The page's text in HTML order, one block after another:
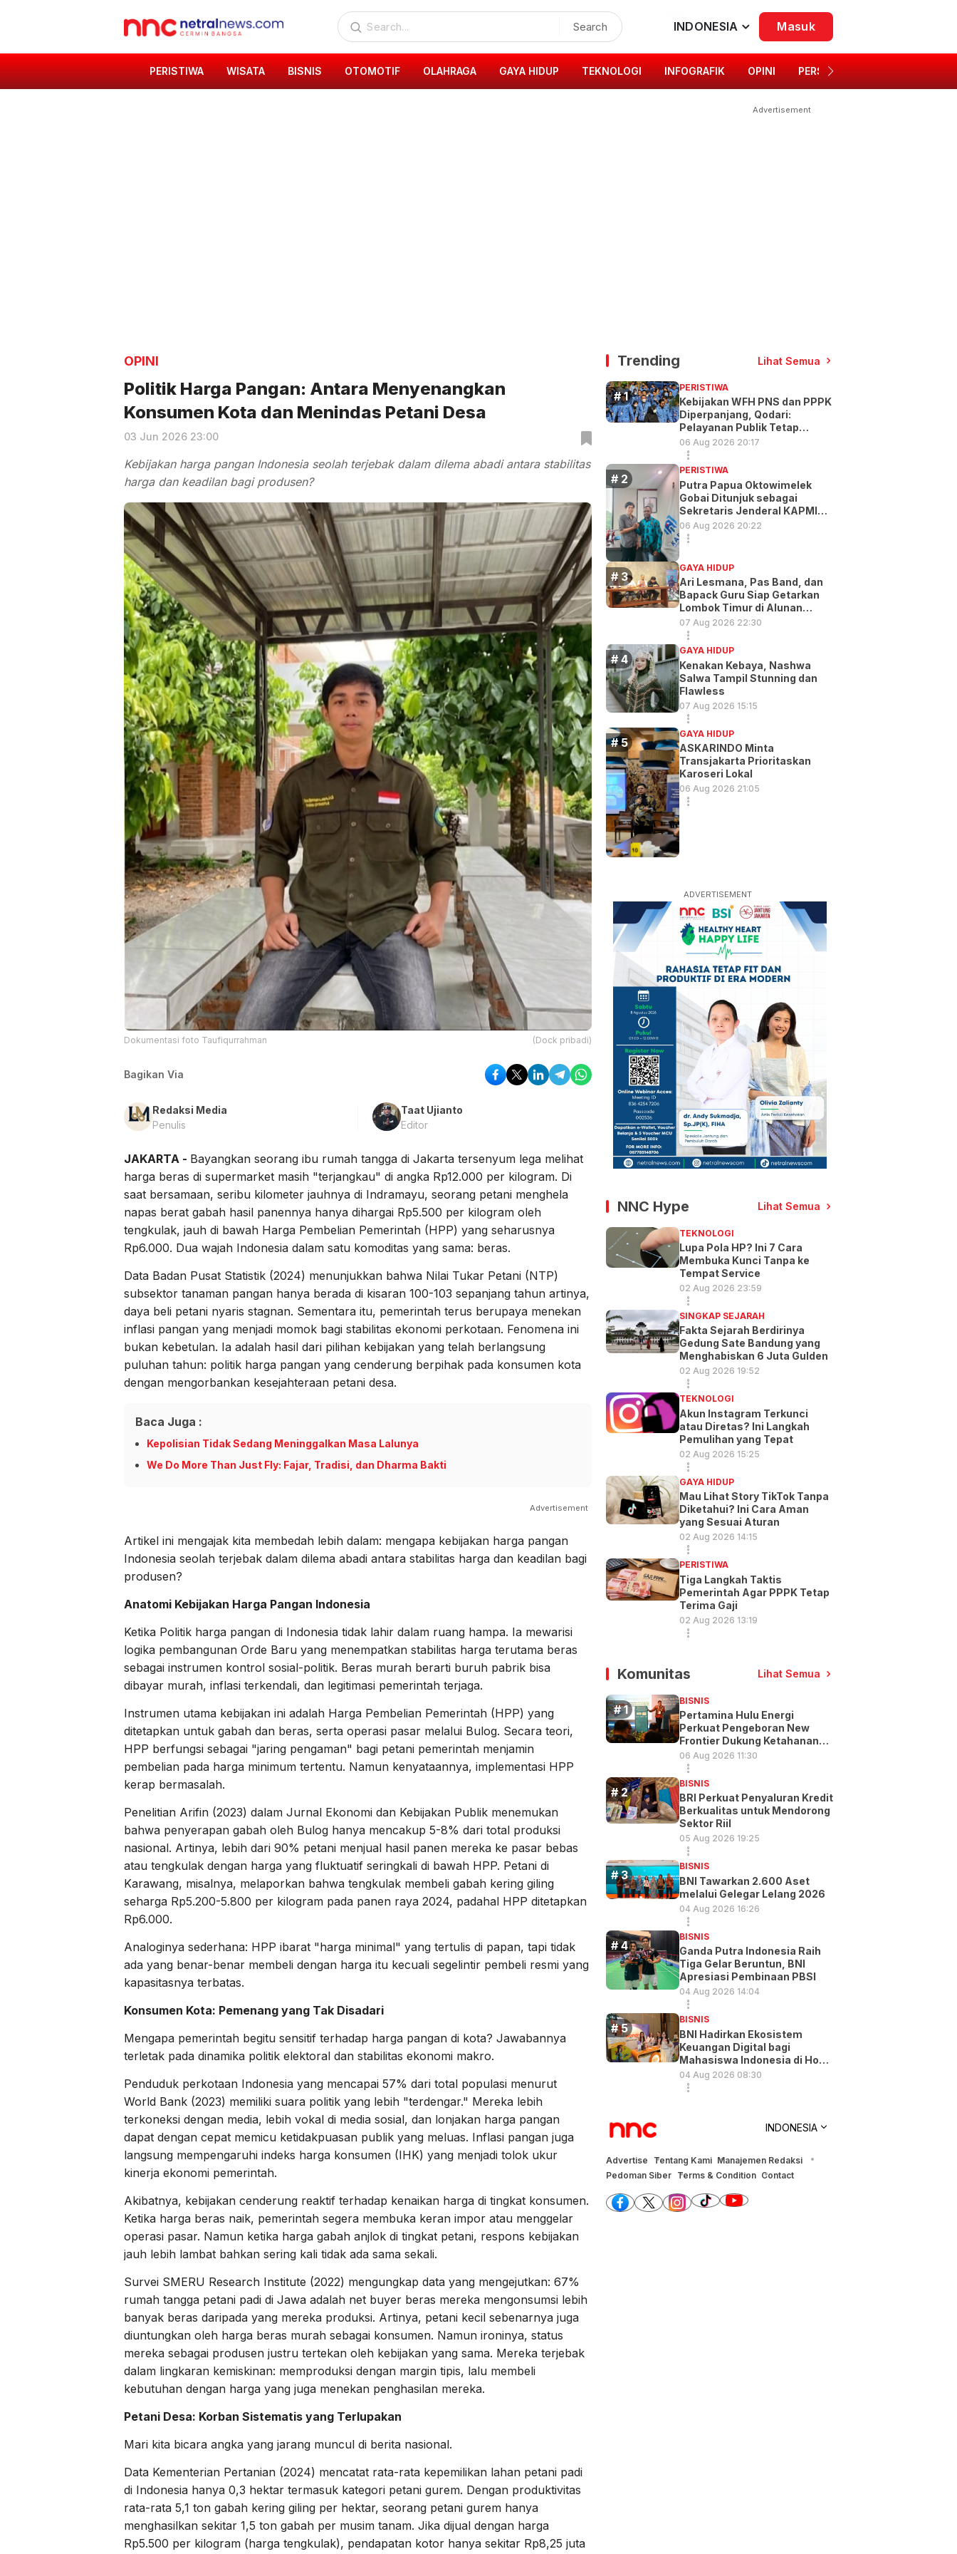
Search INDONESIA Masuk
PERISTIWA WISATA BISNIS OTOMOTIF OLAHRAGA GAYA HIDUP TEKNOLOGI INFOGRAFIK OPINI PERSONA
Advertisement
OPINI
Politik Harga Pangan: Antara Menyenangkan
Konsumen Kota dan Menindas Petani Desa
03 Jun 2026 23:00
Kebijakan harga pangan Indonesia seolah terjebak dalam dilema abadi antara stabilitas
harga dan keadilan bagi produsen?
Dokumentasi foto Taufiqurrahman (Dock pribadi)
Bagikan Via
Redaksi Media
Penulis
Taat Ujianto
Editor
JAKARTA - Bayangkan seorang ibu rumah tangga di Jakarta tersenyum lega melihat
harga beras di supermarket masih "terjangkau" di angka Rp12.000 per kilogram. Di
saat bersamaan, seribu kilometer jauhnya di Indramayu, seorang petani menghela
napas berat gabah hasil panennya hanya dihargai Rp5.500 per kilogram oleh
tengkulak, jauh di bawah Harga Pembelian Pemerintah (HPP) yang seharusnya
Rp6.000. Dua wajah Indonesia dalam satu komoditas yang sama: beras.
Data Badan Pusat Statistik (2024) menunjukkan bahwa Nilai Tukar Petani (NTP)
subsektor tanaman pangan hanya berada di kisaran 100-103 sepanjang tahun artinya,
daya beli petani nyaris stagnan. Sementara itu, pemerintah terus berupaya menekan
inflasi pangan yang menjadi momok bagi stabilitas ekonomi perkotaan. Fenomena ini
bukan kebetulan. Ia adalah hasil dari pilihan kebijakan yang telah berlangsung
puluhan tahun: politik harga pangan yang cenderung berpihak pada konsumen kota
dengan mengorbankan kesejahteraan petani desa.
Baca Juga :
Kepolisian Tidak Sedang Meninggalkan Masa Lalunya
We Do More Than Just Fly: Fajar, Tradisi, dan Dharma Bakti
Advertisement
Artikel ini mengajak kita membedah lebih dalam: mengapa kebijakan harga pangan
Indonesia seolah terjebak dalam dilema abadi antara stabilitas harga dan keadilan bagi
produsen?
Anatomi Kebijakan Harga Pangan Indonesia
Ketika Politik harga pangan di Indonesia tidak lahir dalam ruang hampa. Ia mewarisi
logika pembangunan Orde Baru yang menempatkan stabilitas harga terutama beras
sebagai instrumen kontrol sosial-politik. Beras murah berarti buruh pabrik bisa
dibayar murah, inflasi terkendali, dan legitimasi pemerintah terjaga.
Instrumen utama kebijakan ini adalah Harga Pembelian Pemerintah (HPP) yang
ditetapkan untuk gabah dan beras, serta operasi pasar melalui Bulog. Secara teori,
HPP berfungsi sebagai "jaring pengaman" bagi petani pemerintah menjamin
pembelian pada harga minimum tertentu. Namun kenyataannya, implementasi HPP
kerap bermasalah.
Penelitian Arifin (2023) dalam Jurnal Ekonomi dan Kebijakan Publik menemukan
bahwa penyerapan gabah oleh Bulog hanya mencakup 5-8% dari total produksi
nasional. Artinya, lebih dari 90% petani menjual hasil panen mereka ke pasar bebas
atau tengkulak dengan harga yang fluktuatif seringkali di bawah HPP. Petani di
Karawang, misalnya, melaporkan bahwa tengkulak membeli gabah kering giling
seharga Rp5.200-5.800 per kilogram pada panen raya 2024, padahal HPP ditetapkan
Rp6.000.
Analoginya sederhana: HPP ibarat "harga minimal" yang tertulis di papan, tapi tidak
ada yang benar-benar membeli dengan harga itu kecuali segelintir pembeli resmi yang
kapasitasnya terbatas.
Konsumen Kota: Pemenang yang Tak Disadari
Mengapa pemerintah begitu sensitif terhadap harga pangan di kota? Jawabannya
terletak pada dinamika politik elektoral dan stabilitas ekonomi makro.
Penduduk perkotaan Indonesia yang mencapai 57% dari total populasi menurut
World Bank (2023) memiliki suara politik yang lebih "terdengar." Mereka lebih
terkoneksi dengan media, lebih vokal di media sosial, dan lonjakan harga pangan
dapat dengan cepat memicu ketidakpuasan publik yang meluas. Inflasi pangan juga
langsung mempengaruhi indeks harga konsumen (IHK) yang menjadi tolok ukur
kinerja ekonomi pemerintah.
Akibatnya, kebijakan cenderung reaktif terhadap kenaikan harga di tingkat konsumen.
Ketika harga beras naik, pemerintah segera membuka keran impor atau menggelar
operasi pasar. Namun ketika harga gabah anjlok di tingkat petani, respons kebijakan
jauh lebih lambat bahkan sering kali tidak ada sama sekali.
Survei SMERU Research Institute (2022) mengungkap data yang mengejutkan: 67%
rumah tangga petani padi di Jawa adalah net buyer beras mereka mengonsumsi lebih
banyak beras daripada yang mereka produksi. Artinya, petani kecil sebenarnya juga
diuntungkan oleh harga beras murah sebagai konsumen. Namun ironinya, status
mereka sebagai produsen justru tertekan oleh kebijakan yang sama. Mereka terjebak
dalam lingkaran kemiskinan: memproduksi dengan margin tipis, lalu membeli
kebutuhan dengan harga yang juga menekan penghasilan mereka.
Petani Desa: Korban Sistematis yang Terlupakan
Mari kita bicara angka yang jarang muncul di berita nasional.
Data Kementerian Pertanian (2024) mencatat rata-rata kepemilikan lahan petani padi
di Indonesia hanya 0,3 hektar termasuk kategori petani gurem. Dengan produktivitas
rata-rata 5,1 ton gabah kering giling per hektar, seorang petani gurem hanya
menghasilkan sekitar 1,5 ton gabah per musim tanam. Jika dijual dengan harga
Rp5.500 per kilogram (harga tengkulak), pendapatan kotor hanya sekitar Rp8,25 juta
Trending Lihat Semua
PERISTIWA
Kebijakan WFH PNS dan PPPK
Diperpanjang, Qodari:
Pelayanan Publik Tetap
Optimal
06 Aug 2026 20:17
PERISTIWA
Putra Papua Oktowimelek
Gobai Ditunjuk sebagai
Sekretaris Jenderal KAPMI
PT
06 Aug 2026 20:22
GAYA HIDUP
Ari Lesmana, Pas Band, dan
Bapack Guru Siap Getarkan
Lombok Timur di Alunan
Music Exp
07 Aug 2026 22:30
GAYA HIDUP
Kenakan Kebaya, Nashwa
Salwa Tampil Stunning dan
Flawless
07 Aug 2026 15:15
GAYA HIDUP
ASKARINDO Minta
Transjakarta Prioritaskan
Karoseri Lokal
06 Aug 2026 21:05
ADVERTISEMENT
NNC Hype Lihat Semua
TEKNOLOGI
Lupa Pola HP? Ini 7 Cara
Membuka Kunci Tanpa ke
Tempat Service
02 Aug 2026 23:59
SINGKAP SEJARAH
Fakta Sejarah Berdirinya
Gedung Sate Bandung yang
Menghabiskan 6 Juta Gulden
02 Aug 2026 19:52
TEKNOLOGI
Akun Instagram Terkunci
atau Diretas? Ini Langkah
Pemulihan yang Tepat
02 Aug 2026 15:25
GAYA HIDUP
Mau Lihat Story TikTok Tanpa
Diketahui? Ini Cara Aman
yang Sesuai Aturan
02 Aug 2026 14:15
PERISTIWA
Tiga Langkah Taktis
Pemerintah Agar PPPK Tetap
Terima Gaji
02 Aug 2026 13:19
Komunitas Lihat Semua
BISNIS
Pertamina Hulu Energi
Perkuat Pengeboran New
Frontier Dukung Ketahanan
Energi
06 Aug 2026 11:30
BISNIS
BRI Perkuat Penyaluran Kredit
Berkualitas untuk Mendorong
Sektor Riil
05 Aug 2026 19:25
BISNIS
BNI Tawarkan 2.600 Aset
melalui Gelegar Lelang 2026
04 Aug 2026 16:26
BISNIS
Ganda Putra Indonesia Raih
Tiga Gelar Beruntun, BNI
Apresiasi Pembinaan PBSI
04 Aug 2026 14:04
BISNIS
BNI Hadirkan Ekosistem
Keuangan Digital bagi
Mahasiswa Indonesia di Hong
Kong
04 Aug 2026 08:30
INDONESIA
Advertise Tentang Kami Manajemen Redaksi
Pedoman Siber Terms & Condition Contact